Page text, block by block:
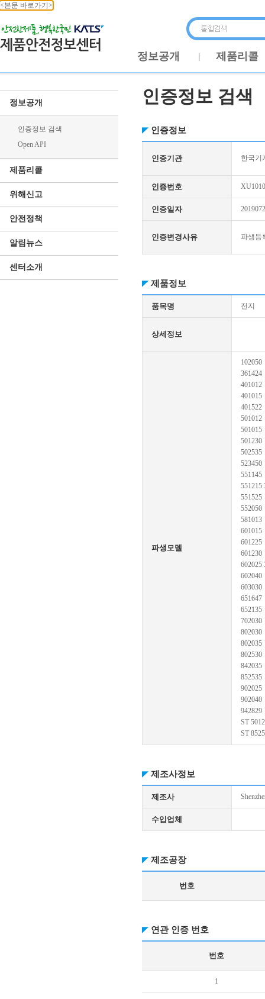
<본문 바로가기>
정보공개 제품리콜
정보공개
인증정보 검색
Open API
제품리콜
위해신고
안전정책
알림뉴스
센터소개
인증정보 검색
인증정보
인증기관 한국기
인증번호
인증일자
인증변경사유 파생등
제품정보
품목명 전지
상세정보
파생모델
102050
361424
401012
401015
401522
501012
501015
501230
502535
523450
551145
551215
551525
552050
581013
601015
601225
601230
602025
602040
603030
651647
652135
702030
802030
802035
802530
842035
852535
902025
902040
942829
ST
ST
제조사정보
제조사
수입업체
제조공장
번호
연관 인증 번호
번호
1